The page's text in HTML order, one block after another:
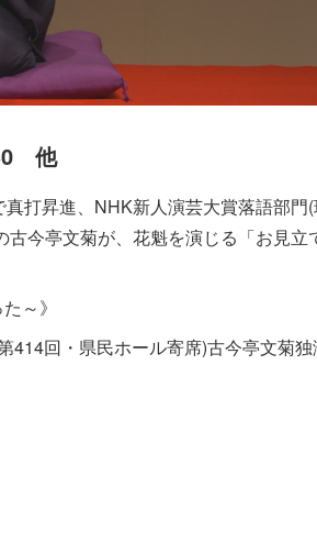
他
打昇進、NHK新人演芸大賞落語部門
今亭文菊が、花魁を演じる「お見立
～》
414回・県民ホール寄席)古今亭文菊